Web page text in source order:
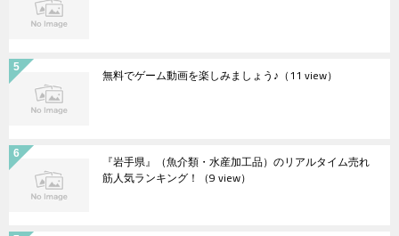
無料でゲーム動画を楽しみましょう♪ （11 view）
『岩手県』（魚介類・水産加工品）のリアルタイム売れ
筋人気ランキング！ （9 view）